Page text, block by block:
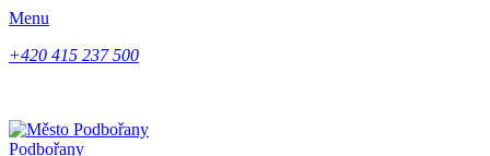
Menu
+420 415 237 500
Podbořany